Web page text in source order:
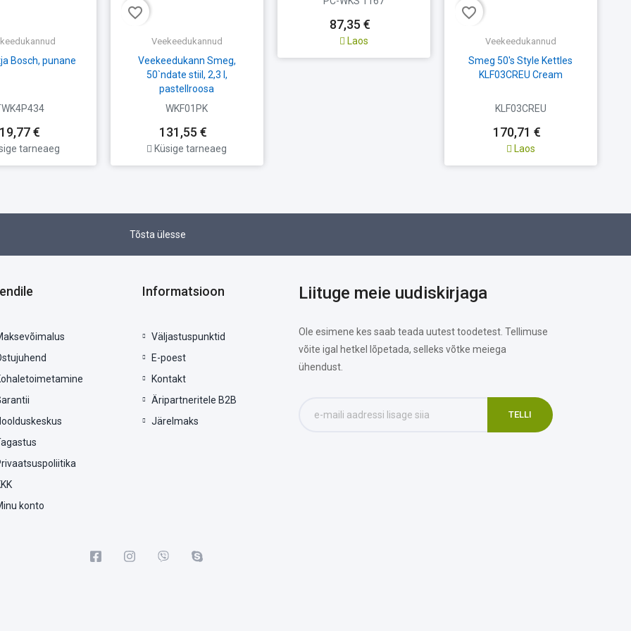
Bosch, punane
€
tarneaeg
favorite_border
Veekeedukannud
Veekeedukann Smeg,
50`ndate stiil, 2,3 l,
pastellroosa
WKF01PK
131,55 €
Küsige tarneaeg
87,35 €
Laos
favorite_border
Veekeedukannud
Smeg 50's Style Kettles
KLF03CREU Cream
KLF03CREU
170,71 €
Laos
Tõsta ülesse
konto
Informatsioon
Väljastuspunktid
E-poest
Kontakt
Äripartneritele B2B
Järelmaks
Liituge meie uudiskirjaga
Ole esimene kes saab teada uutest toodetest. Tellimuse
võite igal hetkel lõpetada, selleks võtke meiega
ühendust.